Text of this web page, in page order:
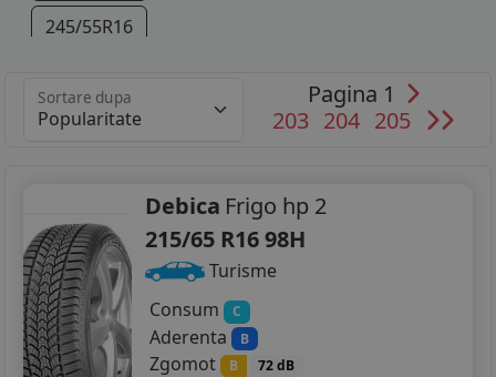
245/55R16
235/55R17
245/50R18
255/45R18
245/45R19
Sortare dupa
Pagina 1
203 204 205
Debica Frigo hp 2
215/65 R16 98H
Turisme
Consum
C
Aderenta B
Zgomot B 72 dB